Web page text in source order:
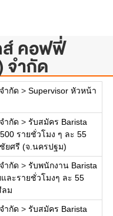
ส์ คอฟฟี่
จำกัด
ำกัด > Supervisor หัวหน้า
ำกัด > รับสมัคร Barista
รายชั่วโมง ๆ ละ 55
ยศรี (จ.นครปฐม)
ำกัด > รับพนักงาน Barista
ละรายชั่วโมงๆ ละ 55
ลม
ำกัด > รับสมัคร Barista